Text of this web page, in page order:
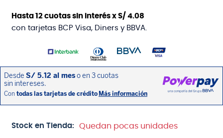
Hasta12 cuotas sin interés xS/ 4.08
con tarjetas BCP Visa, Diners y BBVA.
Stock en Tienda: Quedan pocas unidades